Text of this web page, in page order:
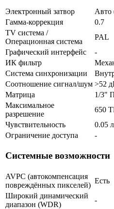
Электронный затвор
Авто
Гамма-коррекция
0.7
TV система /
Операционная система
PAL
Графический интерфейс
-
ИК фильтр
Система синхронизации
Соотношение сигнал/шум >52
Матрица
1/3"
Максимальное
разрешение
650
Чувствительность
0.05
Ограничение доступа
-
Системные возможности
AVPC (автокомпенсация
повреждённых пикселей)
Есть
Широкий динамический
диапазон (WDR)
-